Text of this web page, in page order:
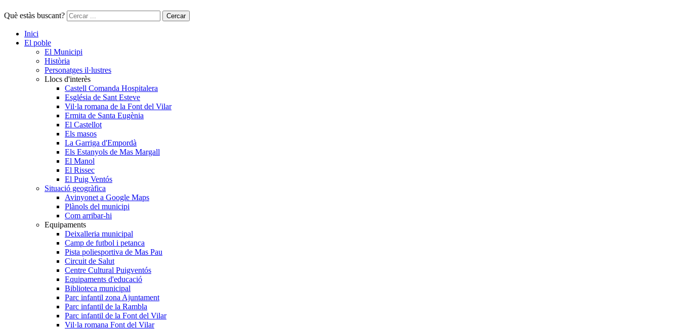
Què estàs buscant? Cercar
Inici
El poble
El Municipi
Història
Personatges il·lustres
Llocs d'interès
Castell Comanda Hospitalera
Església de Sant Esteve
Vil·la romana de la Font del Vilar
Ermita de Santa Eugènia
El Castellot
Els masos
La Garriga d'Empordà
Els Estanyols de Mas Margall
El Manol
El Rissec
El Puig Ventós
Situació geogràfica
Avinyonet a Google Maps
Plànols del municipi
Com arribar-hi
Equipaments
Deixalleria municipal
Camp de futbol i petanca
Pista poliesportiva de Mas Pau
Circuit de Salut
Centre Cultural Puigventós
Equipaments d'educació
Biblioteca municipal
Parc infantil zona Ajuntament
Parc infantil de la Rambla
Parc infantil de la Font del Vilar
Vil·la romana Font del Vilar